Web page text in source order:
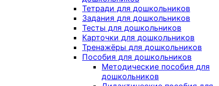
Тетради для дошкольников
Задания для дошкольников
Тесты для дошкольников
Карточки для дошкольников
Тренажёры для дошкольников
Пособия для дошкольников
Методические пособия для
дошкольников